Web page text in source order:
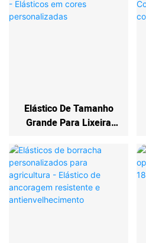
Elástico De Tamanho
Grande Para Lixeira
Elásticos Em Cores
Personalizadas